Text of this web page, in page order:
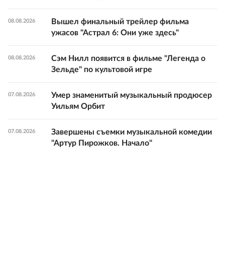
08.08.2026
Вышел финальный трейлер фильма
ужасов "Астрал 6: Они уже здесь"
08.08.2026
Сэм Нилл появится в фильме "Легенда о
Зельде" по культовой игре
07.08.2026
Умер знаменитый музыкальный продюсер
Уильям Орбит
07.08.2026
Завершены съемки музыкальной комедии
"Артур Пирожков. Начало"